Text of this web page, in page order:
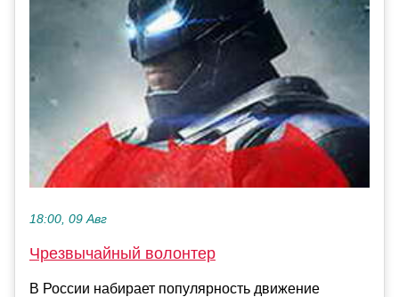
18:00, 09 Авг
Чрезвычайный волонтер
В России набирает популярность движение